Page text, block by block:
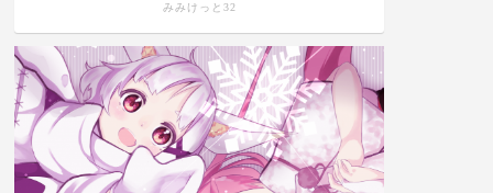
みみけっと32